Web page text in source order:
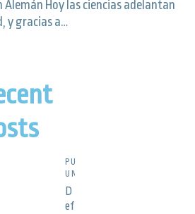
Hoy las ciencias adelantan
y gracias a…
PUBLICACIONES,
UNCATEGORIZED
D
ef